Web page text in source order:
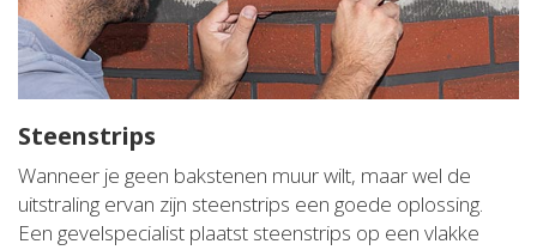
Steenstrips
Wanneer je geen bakstenen muur wilt, maar wel de
uitstraling ervan zijn steenstrips een goede oplossing.
Een gevelspecialist plaatst steenstrips op een vlakke